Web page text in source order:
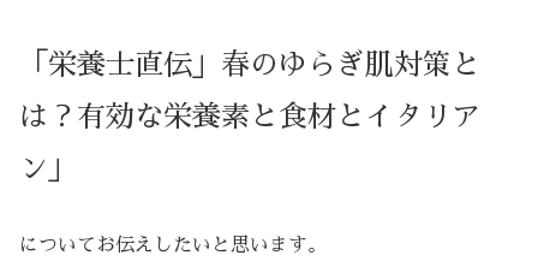
「栄養士直伝」春のゆらぎ肌対策と
は？有効な栄養素と食材とイタリア
ン」
についてお伝えしたいと思います。